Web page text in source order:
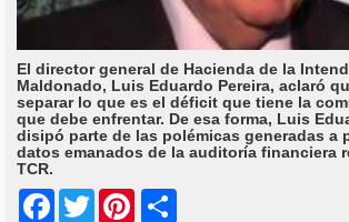
El director general de Hacienda de la
Maldonado, Luis Eduardo Pereira, aclaró
separar lo que es el déficit que tiene la
que debe enfrentar. De esa forma, Luis
disipó parte de las polémicas generadas a
datos emanados de la auditoría financiera
TCR.
Facebook
Twitter Pinterest